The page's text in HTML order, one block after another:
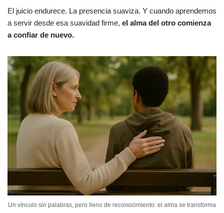
El juicio endurece. La presencia suaviza. Y cuando aprendemos
a servir desde esa suavidad firme, el alma del otro comienza
a confiar de nuevo.
Un vínculo sin palabras, pero lleno de reconocimiento: el alma se transforma